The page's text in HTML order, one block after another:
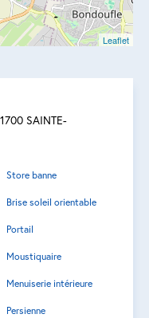
Leaflet
SAINTE-
Store banne
Brise soleil orientable
Portail
Moustiquaire
Menuiserie intérieure
Persienne